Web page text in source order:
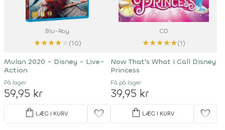
Blu-Ray
★★★★
(10)
Mulan 2020 - Disney - Live-
Action
På lager
59,95 kr
shopping_bag LÆG I KURV favorite
CD
★★★★★(1)
Now That's What I Call Disney
Princess
Få på lager
39,95 kr
shopping_bag LÆG I KURV favorite